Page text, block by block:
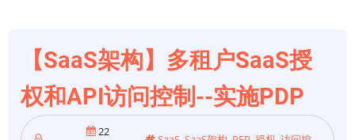
问
控
制-
【SaaS架构】多租户SaaS授
权和API访问控制--实施PDP
22